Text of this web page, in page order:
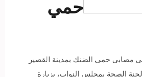
حمي
مصابى حمى الضنك بمدينة القصير
الصحة بمجلس النواب، بزيارة